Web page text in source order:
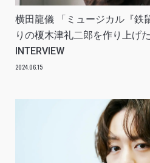
横田龍儀 「ミュージカル『鉄
りの榎木津礼二郎を作り上げた
INTERVIEW
2024.06.15